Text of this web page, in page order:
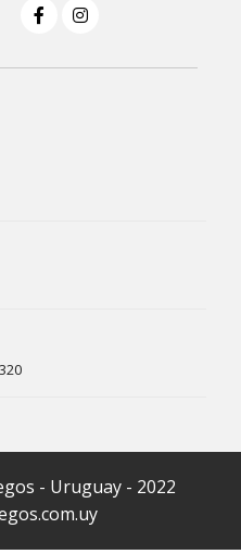
- Uruguay - 2022